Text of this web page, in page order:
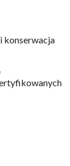
konserwacja